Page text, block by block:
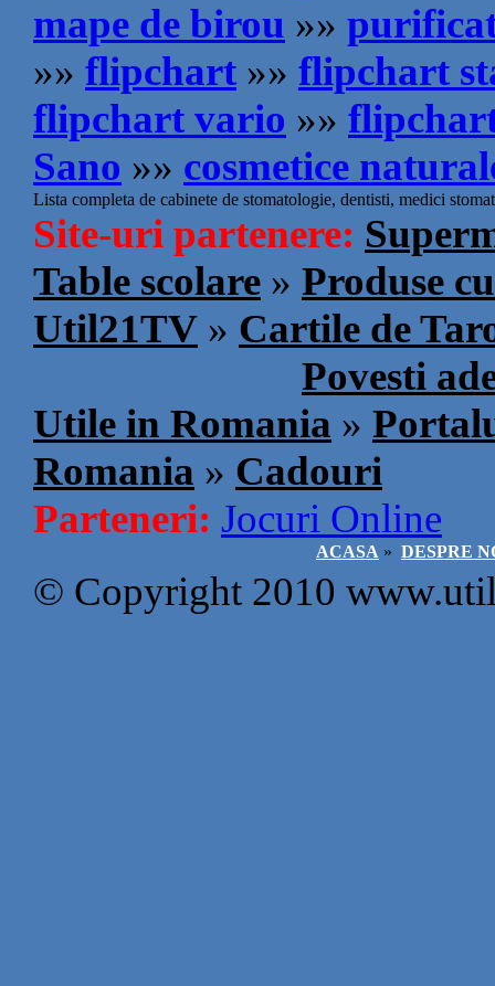
mape de birou »»
»» flipchart »» flipchart
flipchart vario »»
Sano »» cosmetice
Lista completa de cabinete de stomatologie, dentisti, medici
Site-uri partenere:
Table scolare » Produse
Util21TV » Cartile de
Povesti
Utile in Romania »
Romania » Cadouri
Parteneri: Jocuri Online
ACASA » DESPRE
© Copyright 2010